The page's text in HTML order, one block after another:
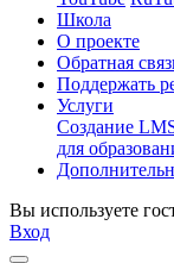
Школа
О проекте
Обратная
Поддержать
Услуги
Создание
для
Вы используете
Вход